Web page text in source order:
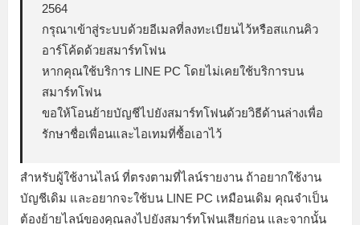
2564
กรุณาเข้าสู่ระบบด้วยอีเมลที่ลงทะเบียนไว้หรือสแกนคิว
อาร์โค้ดด้วยสมาร์ทโฟน
หากคุณใช้บริการ LINE PC โดยไม่เคยใช้บริการบน
สมาร์ทโฟน
ขอให้โอนย้ายบัญชีไปยังสมาร์ทโฟนด้วยวิธีด้านล่างเพื่อ
รักษาชื่อเพื่อนและไอเทมที่ซื้อเอาไว้
สำหรับผู้ใช้งานไลน์ ที่ตรงตามที่ไลน์รายงาน ถ้าอยากใช้งาน
บัญชีเดิม และอยากจะใช้บน LINE PC เหมือนเดิม คุณจำเป็น
ต้องย้ายไลน์ของคุณลงไปยังสมาร์ทโฟนเสียก่อน และจากนั้น